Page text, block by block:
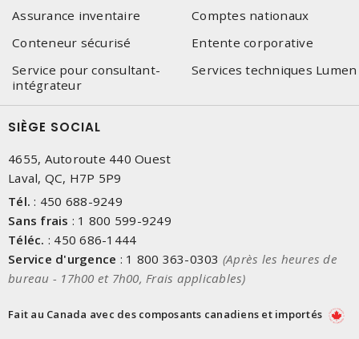
Assurance inventaire
Comptes nationaux
Conteneur sécurisé
Entente corporative
Service pour consultant-
intégrateur
Services techniques Lumen
SIÈGE SOCIAL
4655, Autoroute 440 Ouest
Laval, QC, H7P 5P9
Tél. : 450 688-9249
Sans frais : 1 800 599-9249
Téléc. : 450 686-1444
Service d'urgence : 1 800 363-0303 (Après les heures de
bureau - 17h00 et 7h00, Frais applicables)
Fait au Canada avec des composants canadiens et importés